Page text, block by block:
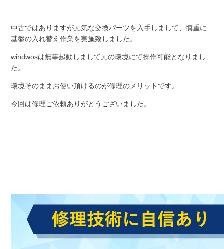
中古ではありますが元気な交換パーツを入手しまして、慎重に
基盤の入れ替え作業を実施致しました。
windwosは無事起動しまして元の環境にて操作可能となりまし
た。
環境そのままお使い頂けるのが修理のメリットです。
今回は修理ご依頼ありがとうございました。